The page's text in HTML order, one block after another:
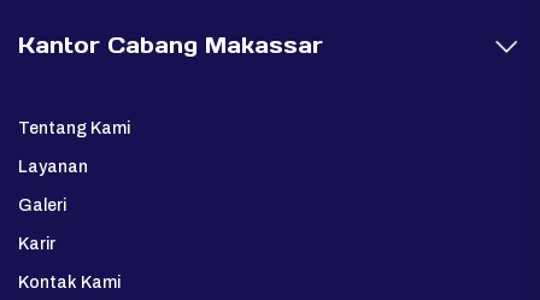
Kantor Cabang Makassar
Tentang Kami
Layanan
Galeri
Karir
Kontak Kami